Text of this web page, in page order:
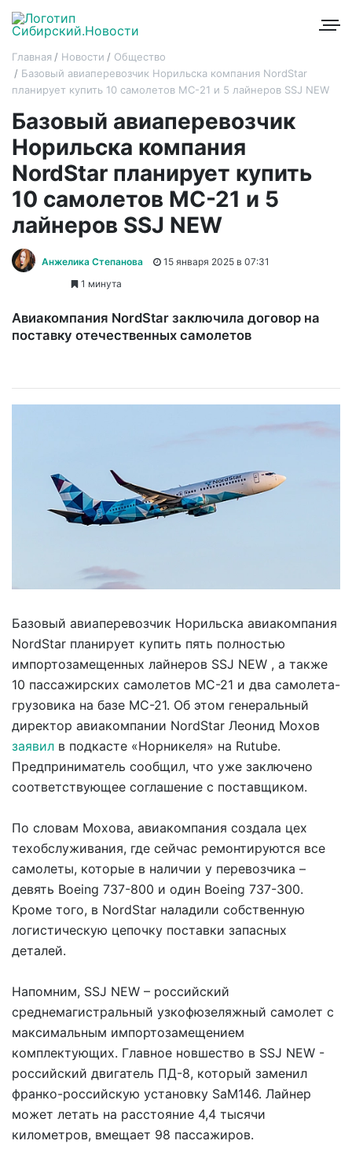
Главная Новости
Общество
Базовый авиаперевозчик Норильска компания NordStar
планирует купить 10 самолетов МС-21 и 5 лайнеров SSJ NEW
Базовый авиаперевозчик
Норильска компания
NordStar планирует купить
10 самолетов МС-21 и 5
лайнеров SSJ NEW
Анжелика Степанова
15 января 2025 в 07:31
1 минута
Авиакомпания NordStar заключила договор на
поставку отечественных самолетов
Базовый авиаперевозчик Норильска авиакомпания
NordStar планирует купить пять полностью
импортозамещенных лайнеров SSJ NEW , а также
10 пассажирских самолетов МС-21 и два самолета-
грузовика на базе МС-21. Об этом генеральный
директор авиакомпании NordStar Леонид Мохов
заявил в подкасте «Норникеля» на Rutube.
Предприниматель сообщил, что уже заключено
соответствующее соглашение с поставщиком.
По словам Мохова, авиакомпания создала цех
техобслуживания, где сейчас ремонтируются все
самолеты, которые в наличии у перевозчика –
девять Boeing 737-800 и один Boeing 737-300.
Кроме того, в NordStar наладили собственную
логистическую цепочку поставки запасных
деталей.
Напомним, SSJ NEW – российский
среднемагистральный узкофюзеляжный самолет с
максимальным импортозамещением
комплектующих. Главное новшество в SSJ NEW -
российский двигатель ПД-8, который заменил
франко-российскую установку SaM146. Лайнер
может летать на расстояние 4,4 тысячи
километров, вмещает 98 пассажиров.